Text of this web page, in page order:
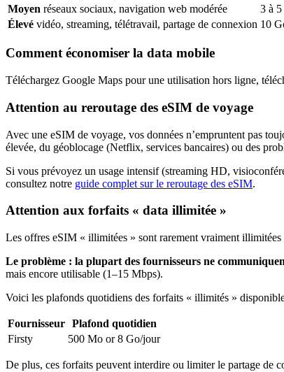
Moyen réseaux sociaux, navigation web modérée 3 à 5
Élevé vidéo, streaming, télétravail, partage de connexion 10
Comment économiser la data mobile
Téléchargez Google Maps pour une utilisation hors ligne,
Attention au reroutage des eSIM de voyage
Avec une eSIM de voyage, vos données n’empruntent pas
élevée, du géoblocage (Netflix, services bancaires) ou des
Si vous prévoyez un usage intensif (streaming HD,
consultez notre guide complet sur le reroutage des eSIM.
Attention aux forfaits « data illimitée »
Les offres eSIM « illimitées » sont rarement vraiment
Le problème : la plupart des fournisseurs ne
mais encore utilisable (1–15 Mbps).
Voici les plafonds quotidiens des forfaits « illimités »
Fournisseur Plafond quotidien
Firsty
500 Mo or 8 Go/jour
De plus, ces forfaits peuvent interdire ou limiter le partage de